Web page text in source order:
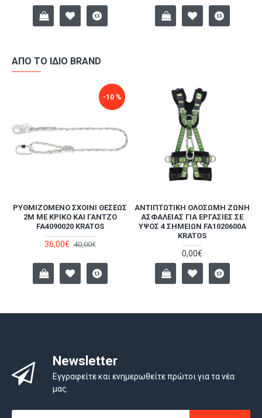
ΑΠΌ ΤΟ ΊΔΙΟ BRAND
-10 %
ΡΥΘΜΙΖΌΜΕΝΟ ΣΧΟΙΝΊ ΘΈΣΕΩΣ
2M ΜΕ ΚΡΊΚΟ ΚΑΙ ΓΆΝΤΖΟ
FA4090020 KRATOS
36,00€ 40,00€
ΑΝΤΙΠΤΩΤΙΚΉ ΟΛΌΣΩΜΗ ΖΏΝΗ
ΑΣΦΑΛΕΊΑΣ ΓΙΑ ΕΡΓΑΣΊΕΣ ΣΕ
ΎΨΟΣ 4 ΣΗΜΕΊΩΝ FA1020600A
KRATOS
0,00€
Newsletter
Εγγραφείτε και ενημερωθείτε πρώτοι για τα νέα
μας.